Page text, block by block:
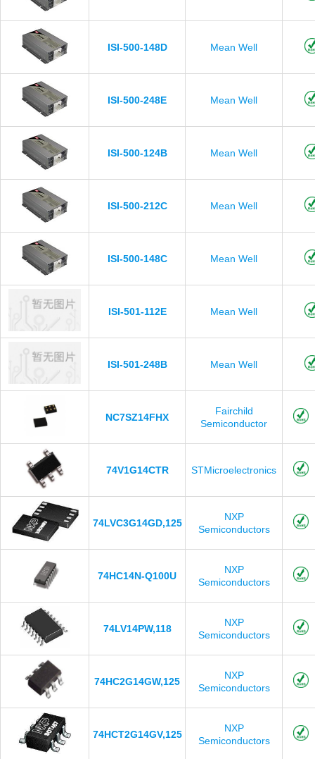
ISI-500-148D Mean Well
ISI-500-248E Mean Well
ISI-500-124B Mean Well
ISI-500-212C Mean Well
ISI-500-148C Mean Well
ISI-501-112E Mean Well
ISI-501-248B Mean Well
NC7SZ14FHX
Fairchild
Semiconductor
74V1G14CTR STMicroelectronics
74LVC3G14GD,125
NXP
Semiconductors
74HC14N-Q100U
NXP
Semiconductors
74LV14PW,118
NXP
Semiconductors
74HC2G14GW,125
NXP
Semiconductors
74HCT2G14GV,125
NXP
Semiconductors